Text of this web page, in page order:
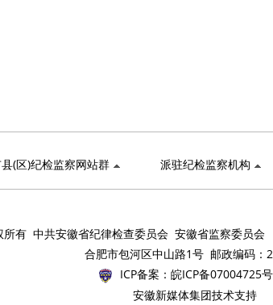
(区)纪检监察网站群 派驻纪检监察机构
所有 中共安徽省纪律检查委员会 安徽省监察委员
合肥市包河区中山路1号 邮政编码：
ICP备案： 皖ICP备07004725
安徽新媒体集团技术支持